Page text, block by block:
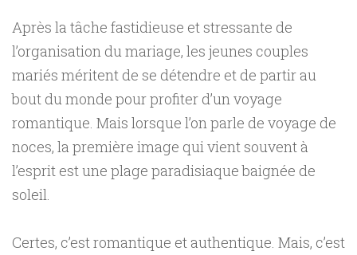
Après la tâche fastidieuse et stressante de
l’organisation du mariage, les jeunes couples
mariés méritent de se détendre et de partir au
bout du monde pour profiter d’un voyage
romantique. Mais lorsque l’on parle de voyage de
noces, la première image qui vient souvent à
l’esprit est une plage paradisiaque baignée de
soleil.
Certes, c’est romantique et authentique. Mais, c’est